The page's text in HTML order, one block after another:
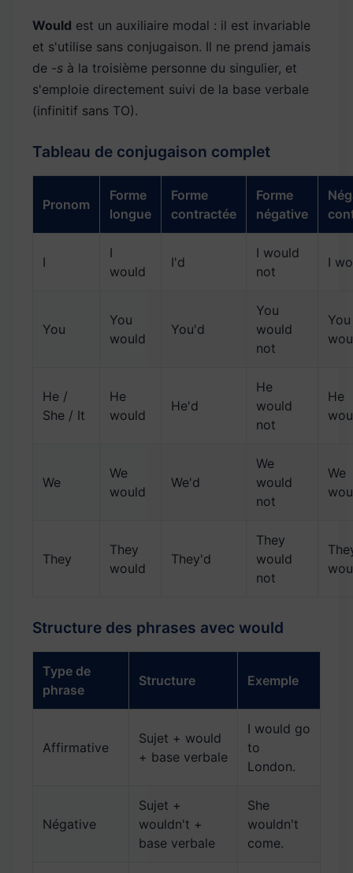
Would est un auxiliaire modal : il est invariable
et s'utilise sans conjugaison. Il ne prend jamais
de -s à la troisième personne du singulier, et
s'emploie directement suivi de la base verbale
(infinitif sans TO).
Tableau de conjugaison complet
Pronom
Forme
longue
Forme
contractée
Forme
négative
I
I
would
I'd
I would
not
I
You
You
would
You'd
You
would
not
You
He /
She / It
He
would
He'd
He
would
not
He
We
We
would
We'd
We
would
not
We
They
They
would
They'd
They
would
not
Structure des phrases avec would
Type de
phrase
Structure Exemple
Affirmative
Sujet + would
+ base verbale
I would go
to
London.
Négative
Sujet +
wouldn't +
base verbale
She
wouldn't
come.